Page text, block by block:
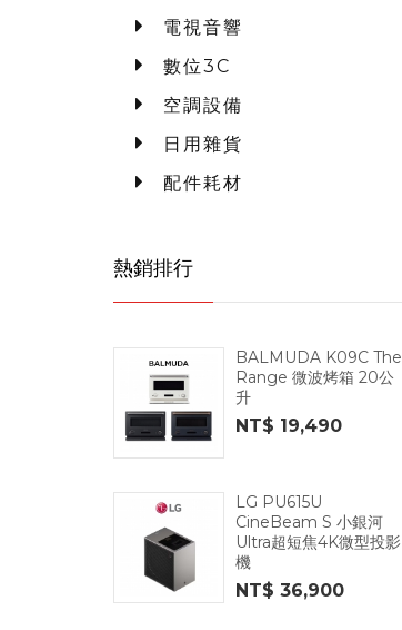
電視音響
數位3C
空調設備
日用雜貨
配件耗材
熱銷排行
BALMUDA K09C The
Range 微波烤箱 20公
升
NT$ 19,490
LG PU615U
CineBeam S 小銀河
Ultra超短焦4K微型投影
機
NT$ 36,900